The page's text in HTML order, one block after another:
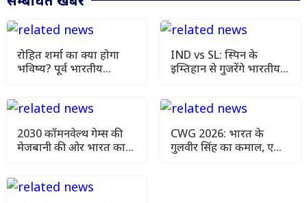
रोहित शर्मा का क्या होगा
भविष्य? पूर्व भारतीय
IND vs SL: स्पिन के
इम्तिहान से गुजरेंगे भारतीय
2030 कॉमनवेल्थ गेम्स की
मेजबानी की ओर भारत का
ध्वज
CWG 2026: भारत के
गुलवीर सिंह का कमाल, एक